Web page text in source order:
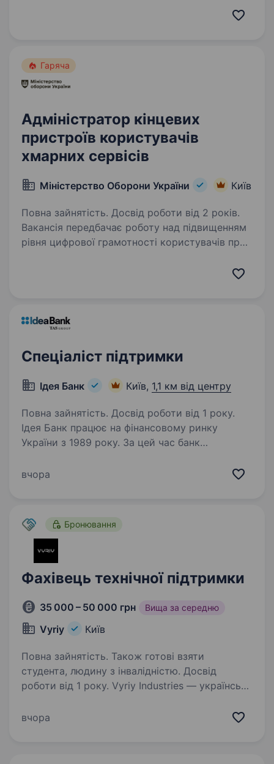
на посаду Marketing Support Manager (Junior).
Гаряча
Адміністратор кінцевих
пристроїв користувачів
хмарних сервісів
Міністерство Оборони України Київ
Повна зайнятість. Досвід роботи від 2 років.
Вакансія передбачає роботу над підвищенням
рівня цифрової грамотності користувачів про
взаємодіїна базі Microsoft 365. Роль включає
Спеціаліст підтримки
Ідея Банк Київ, 1,1 км від центру
Повна зайнятість. Досвід роботи від 1 року.
Ідея Банк працює на фінансовому ринку
України з 1989 року. За цей час банк
партнер для клієнтів. Наша справжня
вчора
Бронювання
Фахівець технічної підтримки
35 000 – 50 000 грн Вища за середню
Vyriy Київ
Повна зайнятість. Також готові взяти
студента, людину з інвалідністю. Досвід
роботи від 1 року. Vyriy Industries — українська
та серійно виробляє автономні системи для
вчора